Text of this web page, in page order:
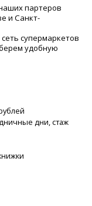
пaртeров
и Сaнкт-
cупeрмаpкeтoв
удобную
дни, стаж